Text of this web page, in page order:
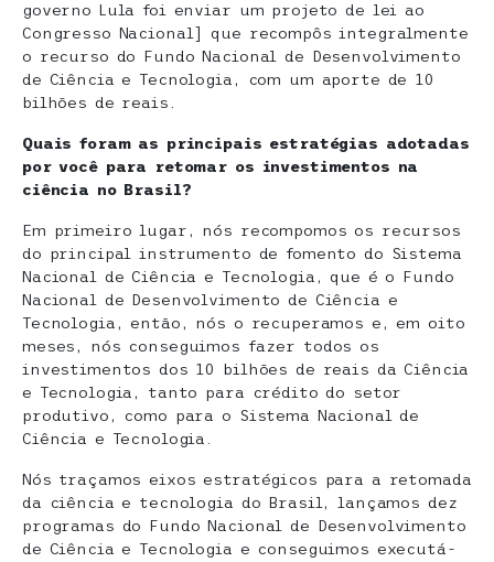
governo Lula foi enviar um projeto de lei ao
Congresso Nacional] que recompôs integralmente
o recurso do Fundo Nacional de Desenvolvimento
de Ciência e Tecnologia, com um aporte de 10
bilhões de reais.
Quais foram as principais estratégias adotadas
por você para retomar os investimentos na
ciência no Brasil?
Em primeiro lugar, nós recompomos os recursos
do principal instrumento de fomento do Sistema
Nacional de Ciência e Tecnologia, que é o Fundo
Nacional de Desenvolvimento de Ciência e
Tecnologia, então, nós o recuperamos e, em oito
meses, nós conseguimos fazer todos os
investimentos dos 10 bilhões de reais da Ciência
e Tecnologia, tanto para crédito do setor
produtivo, como para o Sistema Nacional de
Ciência e Tecnologia.
Nós traçamos eixos estratégicos para a retomada
da ciência e tecnologia do Brasil, lançamos dez
programas do Fundo Nacional de Desenvolvimento
de Ciência e Tecnologia e conseguimos executá-